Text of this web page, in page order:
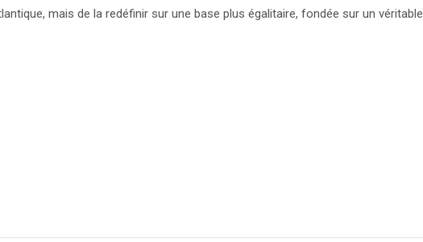
mais de la redéfinir sur une base plus égalitaire, fondée sur un véritable